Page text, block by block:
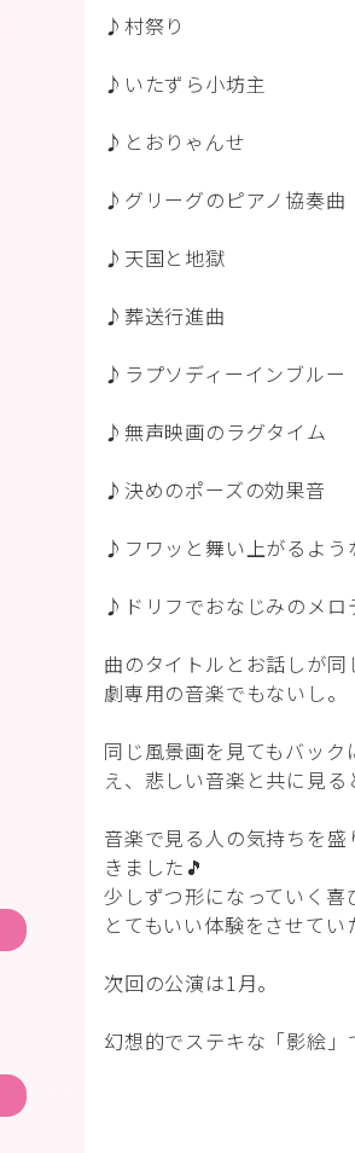
♪村祭り
♪いたずら小坊主
♪とおりゃんせ
♪グリーグのピアノ協奏曲
♪天国と地獄
♪葬送行進曲
♪ラプソディーインブルー
♪無声映画のラグタイム
♪決めのポーズの効果音
♪フワッと舞い上がるよう
♪ドリフでおなじみのメロ
曲のタイトルとお話しが
劇専用の音楽でもないし。
同じ風景画を見てもバッ
え、悲しい音楽と共に見
音楽で見る人の気持ちを
きました🎵
少しずつ形になっていく喜
とてもいい体験をさせて
次回の公演は1月。
幻想的でステキな「影絵」